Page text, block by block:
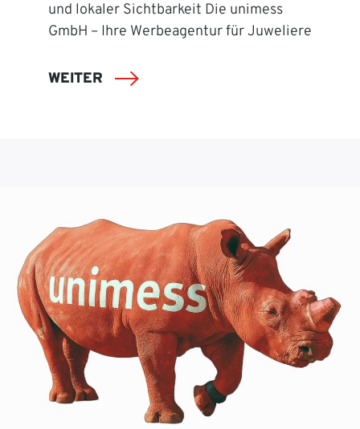
und lokaler Sichtbarkeit Die unimess
GmbH – Ihre Werbeagentur für Juweliere
WEITER